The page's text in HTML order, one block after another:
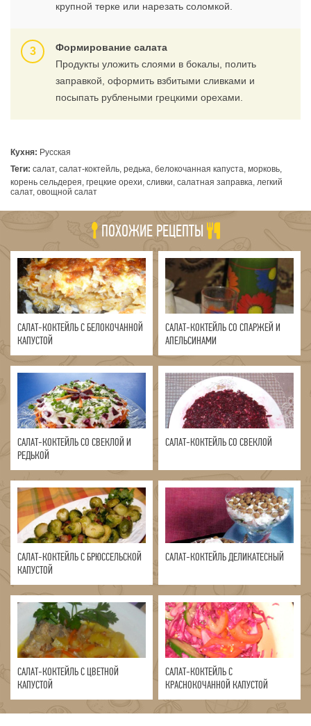
крупной терке или нарезать соломкой.
Формирование салата
Продукты уложить слоями в бокалы, полить
заправкой, оформить взбитыми сливками и
посыпать рублеными грецкими орехами.
Кухня: Русская
Теги: салат, салат-коктейль, редька, белокочанная капуста, морковь,
корень сельдерея, грецкие орехи, сливки, салатная заправка, легкий
салат, овощной салат
ПОХОЖИЕ РЕЦЕПТЫ
САЛАТ-КОКТЕЙЛЬ С БЕЛОКОЧАННОЙ
КАПУСТОЙ
САЛАТ-КОКТЕЙЛЬ СО СПАРЖЕЙ И
АПЕЛЬСИНАМИ
САЛАТ-КОКТЕЙЛЬ СО СВЕКЛОЙ И
РЕДЬКОЙ
САЛАТ-КОКТЕЙЛЬ СО СВЕКЛОЙ
САЛАТ-КОКТЕЙЛЬ С БРЮССЕЛЬСКОЙ
КАПУСТОЙ
САЛАТ-КОКТЕЙЛЬ ДЕЛИКАТЕСНЫЙ
САЛАТ-КОКТЕЙЛЬ С ЦВЕТНОЙ
КАПУСТОЙ
САЛАТ-КОКТЕЙЛЬ С
КРАСНОКОЧАННОЙ КАПУСТОЙ